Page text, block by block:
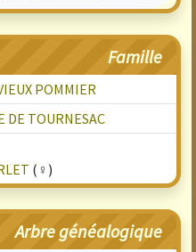
Famille
POMMIER
DE TOURNESAC
(♀)
Arbre généalogique